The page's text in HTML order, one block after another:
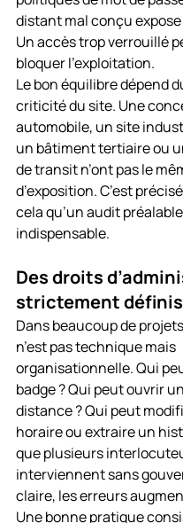
distant mal conçu
Un accès trop verrouillé
bloquer l’exploitation.
Le bon équilibre dépend
criticité du site. Une
automobile, un site
un bâtiment tertiaire ou
de transit n’ont pas le
d’exposition. C’est
cela qu’un audit
indispensable.
Des droits
strictement définis
Dans beaucoup de
n’est pas technique mais
organisationnelle. Qui
badge ? Qui peut ouvrir
distance ? Qui peut
horaire ou extraire un
que plusieurs
interviennent sans
claire, les erreurs
Une bonne pratique